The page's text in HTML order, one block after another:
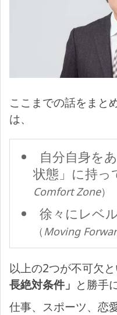
ここまでの話をまと
は、
自分自身を
状態」に持っ
Comfort Zone）
徐々にレベ
（ Moving
以上の2つが不可欠
長絶対条件」 と勝手
仕事、スポーツ、恋